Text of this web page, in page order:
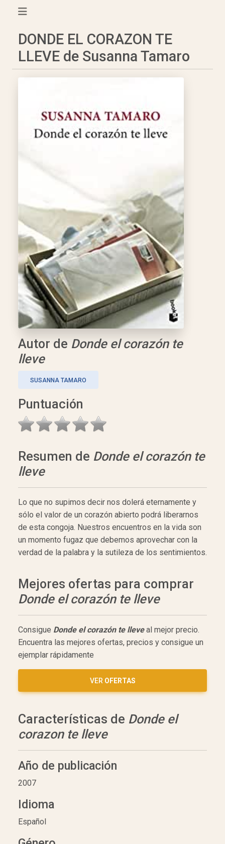
DONDE EL CORAZON TE
LLEVE de Susanna Tamaro
Autor de Donde el corazón te
lleve
SUSANNA TAMARO
Puntuación
Resumen de Donde el corazón te
lleve
Lo que no supimos decir nos dolerá eternamente y
sólo el valor de un corazón abierto podrá liberarnos
de esta congoja. Nuestros encuentros en la vida son
un momento fugaz que debemos aprovechar con la
verdad de la palabra y la sutileza de los sentimientos.
Mejores ofertas para comprar
Donde el corazón te lleve
Consigue Donde el corazón te lleveal mejor precio.
Encuentra las mejores ofertas, precios y consigue un
ejemplar rápidamente
VER OFERTAS
Características de Donde el
corazon te lleve
Año de publicación
2007
Idioma
Español